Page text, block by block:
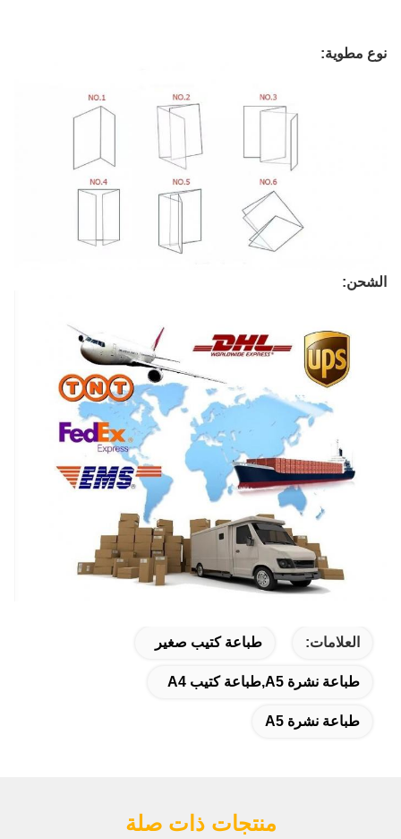
نوع مطوية:
الشحن:
العلامات: طباعة كتيب صغير
طباعة نشرة A5,طباعة كتيب A4
طباعة نشرة A5
منتجات ذات صلة